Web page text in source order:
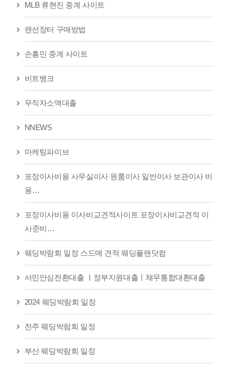
MLB 류현진 중계 사이트
랜선장터 구매방법
손흥민 중계 사이트
비트뱅크
무직자소액대출
NNEWS
마케팅파이브
포장이사비용 사무실이사 원룸이사 일반이사 보관이사 비
용…
포장이사비용 이사비교견적사이트 포장이사비교견적 이
사준비…
웨딩박람회 일정 스드메 견적 웨딩플랜닷컴
서민안심전환대출 ㅣ정부지원대출ㅣ채무통합대환대출
2024 웨딩박람회 일정
전주 웨딩박람회 일정
부산 웨딩박람회 일정